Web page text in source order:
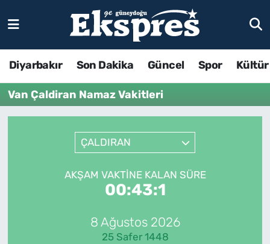
Diyarbakır Son Dakika Güncel Spor
Van Çaldiran Namaz Vakitleri
ÇALDIRAN
AKŞAM VAKTINE KALAN SÜRE
00:43:1
8 Ağustos 2026
25 Safer 1448